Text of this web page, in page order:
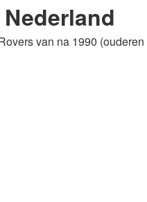
van na 1990 (ouderen